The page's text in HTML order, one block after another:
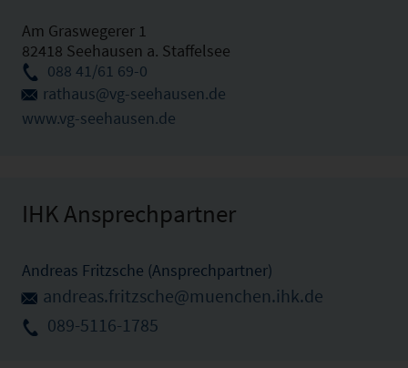
Am Graswegerer 1
82418 Seehausen a. Staffelsee
088 41/61 69-0
rathaus@vg-seehausen.de
www.vg-seehausen.de
IHK Ansprechpartner
Andreas Fritzsche (Ansprechpartner)
andreas.fritzsche@muenchen.ihk.de
089-5116-1785